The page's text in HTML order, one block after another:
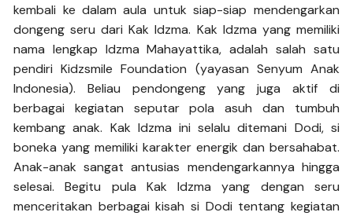
kembali ke dalam aula untuk siap-siap mendengarkan
dongeng seru dari Kak Idzma. Kak Idzma yang memiliki
nama lengkap Idzma Mahayattika, adalah salah satu
pendiri Kidzsmile Foundation (yayasan Senyum Anak
Indonesia). Beliau pendongeng yang juga aktif di
berbagai kegiatan seputar pola asuh dan tumbuh
kembang anak. Kak Idzma ini selalu ditemani Dodi, si
boneka yang memiliki karakter energik dan bersahabat.
Anak-anak sangat antusias mendengarkannya hingga
selesai. Begitu pula Kak Idzma yang dengan seru
menceritakan berbagai kisah si Dodi tentang kegiatan